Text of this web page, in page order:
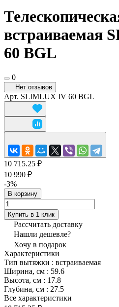
встраиваемая
60 BGL
0
Нет отзывов
Арт. SLIMLUX IV 60 BGL
10 715.25 ₽
10 990 ₽
-3%
В корзину
Купить в 1 клик
Рассчитать доставку
Нашли дешевле?
Хочу в подарок
Характеристики
Тип вытяжки : встраиваемая
Ширина, см : 59.6
Высота, см : 17.8
Глубина, см : 27.5
Все характеристики